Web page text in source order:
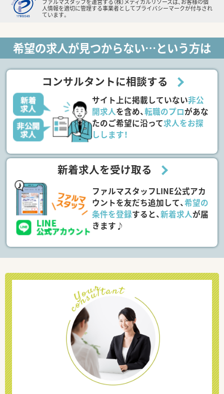
ファルマスタッフを運営する（株）メディカルリソースは、お客様の個
人情報を適切に管理する事業者としてプライバシーマークが付与され
ています。
希望の求人が見つからない…という方は
コンサルタントに相談する
サイト上に掲載していない非公
開求人を含め、転職のプロがあな
たのご希望に沿って求人をお探
しします！
新着求人を受け取る
ファルマスタッフLINE公式アカ
ウントを友だち追加して、希望の
条件を登録すると、新着求人が届
きます♪